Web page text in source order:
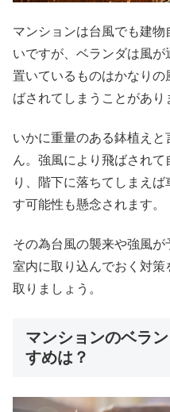
マンションは台風でも建
いですが、ベランダは風
置いているものはかなり
ばされてしまうことがあり
いかに重量のある鉢植え
ん。強風により飛ばされ
り、階下に落ちてしまえ
す可能性も懸念されます。
その為台風の襲来や強風
室内に取り込んでおく対策
取りましょう。
マンションのベラ
すめは？